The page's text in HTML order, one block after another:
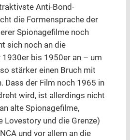
Anti-Bond-
die Formensprache der
Spionagefilme noch
sich noch an die
bis 1950er an – um
stärker einen Bruch mit
Dass der Film noch 1965 in
wird, ist allerdings nicht
alte Spionagefilme,
Lovestory und die Grenze)
und vor allem an die